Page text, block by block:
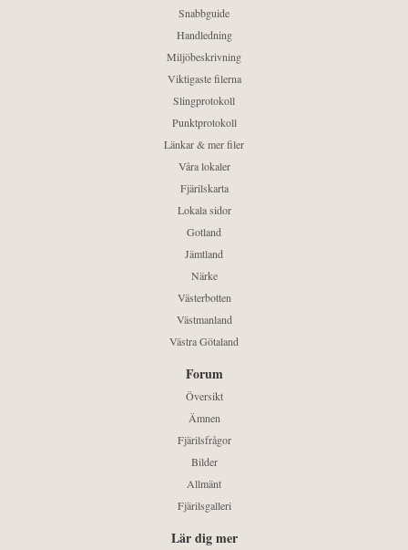
Snabbguide
Handledning
Miljöbeskrivning
Viktigaste filerna
Slingprotokoll
Punktprotokoll
Länkar & mer filer
Våra lokaler
Fjärilskarta
Lokala sidor
Gotland
Jämtland
Närke
Västerbotten
Västmanland
Västra Götaland
Forum
Översikt
Ämnen
Fjärilsfrågor
Bilder
Allmänt
Fjärilsgalleri
Lär dig mer